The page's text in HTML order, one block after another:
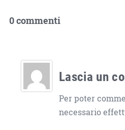
0 commenti
Lascia un
Per poter
necessario